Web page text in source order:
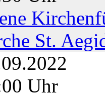
St.
Uhr